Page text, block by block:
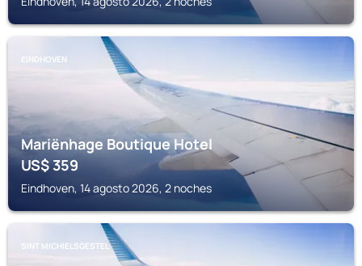
EINDHOVEN
Mariënhage Boutique Hotel
US$359
Eindhoven, 14 agosto 2026, 2 noches
SINT MICHIELSGESTEL